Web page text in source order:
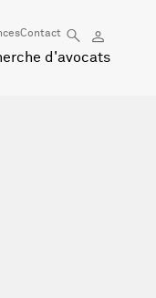
Contact
d'avocats